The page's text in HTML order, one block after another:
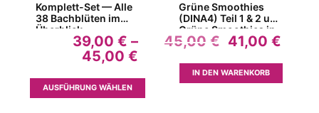
Komplett-Set — Alle
38 Bachblüten im
Überblick
39,00 € –
45,00 €Preisspanne:
45,00 €
AUSFÜHRUNG WÄHLEN
Produkt
Grüne Smoothies
(DINA4) Teil 1 & 2 und
Grüne Smoothies in
5 Minuten
45,00€
war:
45,00 €
41,00€
IN DEN WARENKORB